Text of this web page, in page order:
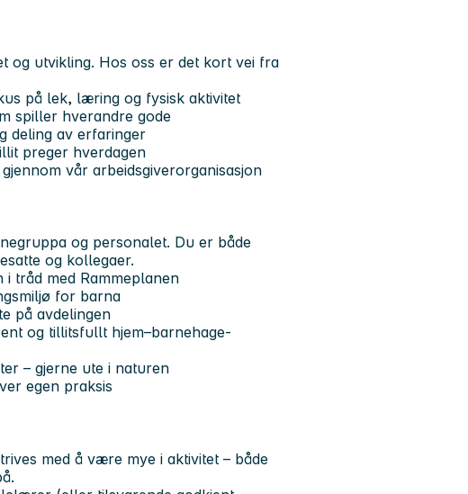
og utvikling. Hos oss er det kort vei fra
på lek, læring og fysisk aktivitet
spiller hverandre gode
deling av erfaringer
preger hverdagen
vår arbeidsgiverorganisasjon
og personalet. Du er både
og kollegaer.
i tråd med Rammeplanen
for barna
på avdelingen
og tillitsfullt hjem–barnehage-
– gjerne ute i naturen
egen praksis
med å være mye i aktivitet – både